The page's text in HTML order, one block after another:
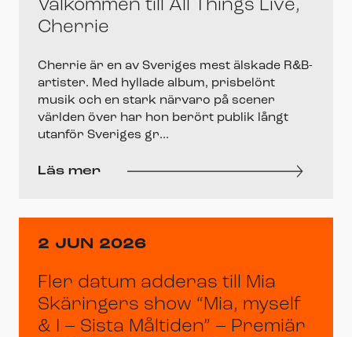
Välkommen till All Things Live,
Cherrie
Cherrie är en av Sveriges mest älskade R&B-
artister. Med hyllade album, prisbelönt
musik och en stark närvaro på scener
världen över har hon berört publik långt
utanför Sveriges gr...
Läs mer
2 JUN 2026
Fler datum adderas till Mia
Skäringers show “Mia, myself
& I – Sista Måltiden” – Premiär